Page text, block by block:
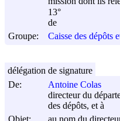
13°
de
Groupe:
Caisse des dépôts
De:
Antoine Colas
directeur du
des dépôts, et à
Objet:
au nom du
délégation de signature